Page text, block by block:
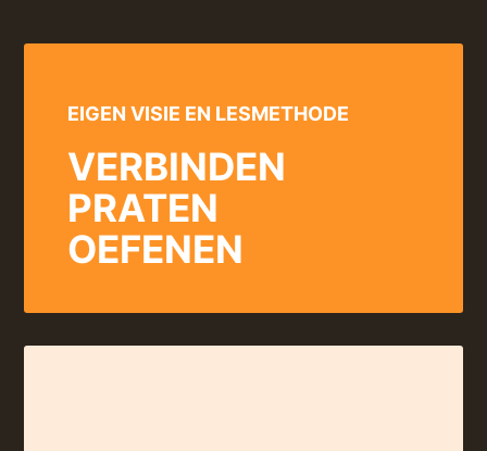
EIGEN VISIE EN LESMETHODE
VERBINDEN
PRATEN
OEFENEN